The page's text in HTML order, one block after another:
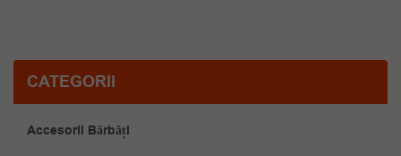
CATEGORII
Accesorii Bărbăți